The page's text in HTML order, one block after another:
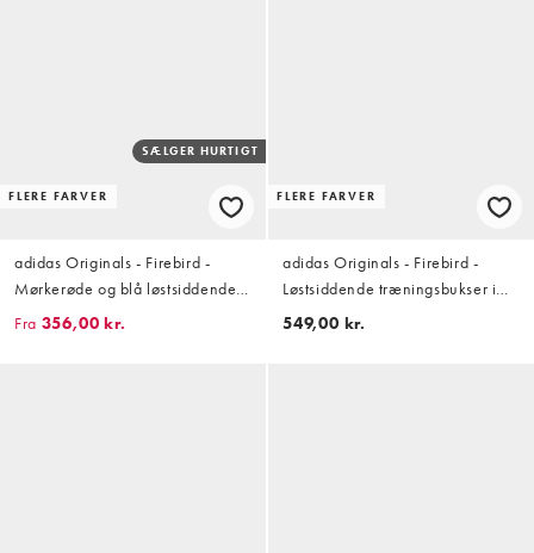
FLERE FARVER
SÆLGER HURTIGT
adidas Originals - Firebird -
Mørkerøde og blå løstsiddende
træningsbukser - Kun hos ASOS
Fra 356,00 kr.
FLERE FARVER
adidas Originals - Firebird -
Løstsiddende træningsbukser i
grøn/gul
549,00 kr.